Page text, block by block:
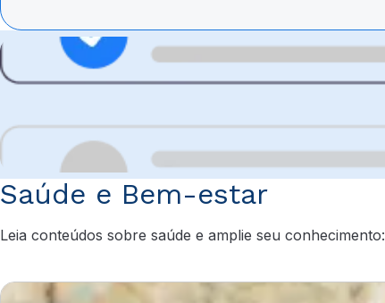
Saúde e Bem-estar
Leia conteúdos sobre saúde e amplie seu conhecimento: